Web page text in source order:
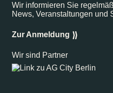
Wir informieren Sie
News, Veranstaltungen und
Zur Anmeldung
Wir sind Partner